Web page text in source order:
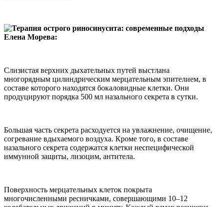
Елена Морева:
Слизистая верхних дыхательных путей выстлана
многорядным цилиндрическим мерцательным эпителием, в
составе которого находятся бокаловидные клетки. Они
продуцируют порядка 500 мл назального секрета в сутки.
Большая часть секрета расходуется на увлажнение, очищение,
согревание вдыхаемого воздуха. Кроме того, в составе
назального секрета содержатся клетки неспецифической
иммунной защиты, лизоцим, антитела.
Поверхность мерцательных клеток покрыта
многочисленными ресничками, совершающими 10–12